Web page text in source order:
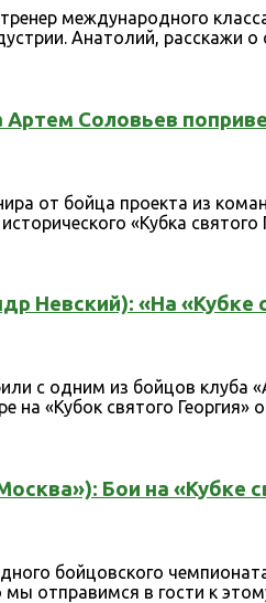
международного
Анатолий, расскажи
Соловьев
от бойца проекта из
«Кубка святого
Невский): «На «Кубке
с одним из бойцов клуба
на «Кубок святого
Бои на «Кубке
бойцовского
отправимся в гости к